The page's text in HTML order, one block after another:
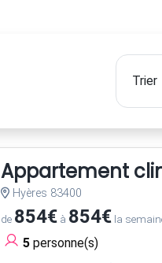
Appartement
Hyères 83400
de 854€à 854€la
5personne(s)